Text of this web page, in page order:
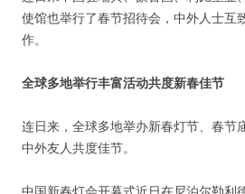
使馆也举行了春节招待会，中外人士互
作。
全球多地举行丰富活动共度新春佳节
连日来，全球多地举办新春灯节、春节
中外友人共度佳节。